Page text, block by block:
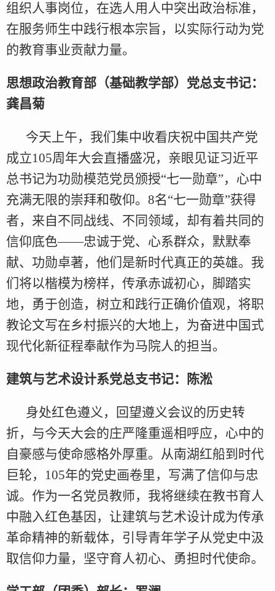
组织人事岗位，在选人用人中突出政治标准，
在服务师生中践行根本宗旨，以实际行动为党
的教育事业贡献力量。
思想政治教育部（基础教学部）党总支书记：
龚昌菊
今天上午，我们集中收看庆祝中国共产党
成立105周年大会直播盛况，亲眼见证习近平
总书记为功勋模范党员颁授“七一勋章”，心中
充满无限的崇拜和敬仰。8名“七一勋章”获得
者，来自不同战线、不同领域，却有着共同的
信仰底色——忠诚于党、心系群众，默默奉
献、功勋卓著，他们是新时代真正的英雄。我
们将以楷模为榜样，传承赤诚初心，脚踏实
地，勇于创造，树立和践行正确价值观，将职
教论文写在乡村振兴的大地上，为奋进中国式
现代化新征程奉献作为马院人的担当。
建筑与艺术设计系党总支书记：陈淞
身处红色遵义，回望遵义会议的历史转
折，与今天大会的庄严隆重遥相呼应，心中的
自豪感与使命感格外厚重。从南湖红船到时代
巨轮，105年的党史画卷里，写满了信仰与忠
诚。作为一名党员教师，我将继续在教书育人
中融入红色基因，让建筑与艺术设计成为传承
革命精神的新载体，引导青年学子从党史中汲
取信仰力量，坚守育人初心、勇担时代使命。